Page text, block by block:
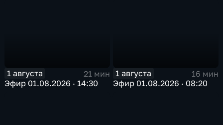
1 августа
21 мин
Эфир 01.08.2026 · 14:30
1 августа
16 мин
Эфир 01.08.2026 · 08:20